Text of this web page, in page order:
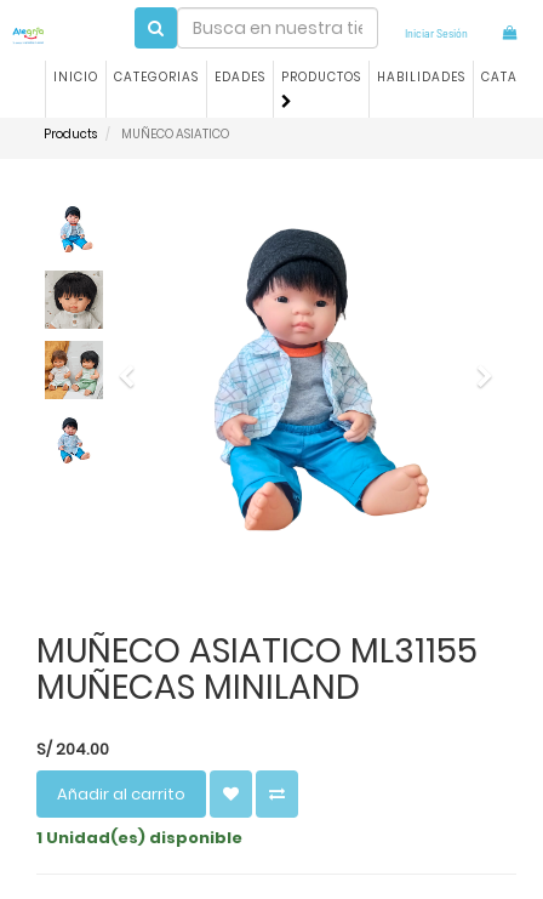
Iniciar Sesión
INICIO CATEGORIAS EDADES PRODUCTOS HABILIDADES
Products MUÑECO ASIATICO
Previous
MUÑECO ASIATICO ML31155
MUÑECAS MINILAND
S/204.00
Añadir al carrito
1 Unidad(es) disponible